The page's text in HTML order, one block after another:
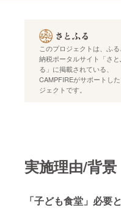
このプロジェクトは、ふる
納税ポータルサイト「さと
る」に掲載されている、
CAMPFIREがサポートし
ジェクトです。
実施理由/背景
「子ども食堂」必要